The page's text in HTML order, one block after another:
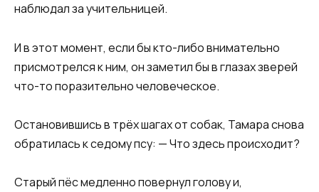
наблюдал за учительницей.
И в этот момент, если бы кто-либо внимательно
присмотрелся к ним, он заметил бы в глазах зверей
что-то поразительно человеческое.
Остановившись в трёх шагах от собак, Тамара снова
обратилась к седому псу: — Что здесь происходит?
Старый пёс медленно повернул голову и,